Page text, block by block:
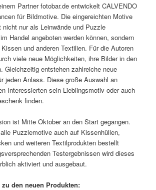
Partner fotobar.de entwickelt CALVENDO
für Bildmotive. Die eingereichten Motive
nicht nur als Leinwände und Puzzle
Handel angeboten werden können, sondern
und anderen Textilien. Für die Autoren
viele neue Möglichkeiten, ihre Bilder in den
Gleichzeitig entstehen zahlreiche neue
jeden Anlass. Diese große Auswahl an
Interessierten sein Lieblingsmotiv oder auch
finden.
ist Mitte Oktober an den Start gegangen.
Puzzlemotive auch auf Kissenhüllen,
und weiteren Textilprodukten bestellt
Testergebnissen wird dieses
aktiviert und ausgebaut.
den neuen Produkten: